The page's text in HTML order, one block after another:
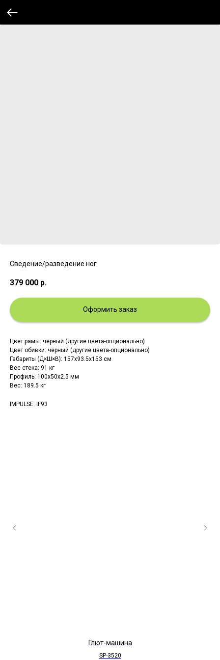
Сведение/разведение ног
379 000 р.
Оформить заказ
Цвет рамы: чёрный (другие цвета-опционально)
Цвет обивки: чёрный (другие цвета-опционально)
Габариты (Д×Ш×В): 157х93.5х153 см
Вес стека: 91 кг
Профиль: 100х50х2.5 мм
Вес: 189.5 кг
IMPULSE: IF93
Глют-машина
SP-3520